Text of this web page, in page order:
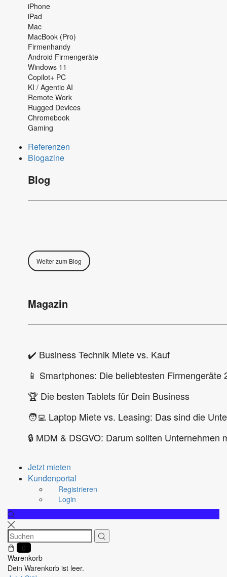
iPhone
iPad
Mac
MacBook (Pro)
Firmenhandy
Android Firmengeräte
Windows 11
Copilot+ PC
KI / Agentic AI
Remote Work
Rugged Devices
Chromebook
Gaming
Referenzen
Blogazine
Blog
Weiter zum Blog
Magazin
✔️ Business Technik Miete vs. Kauf
📱 Smartphones: Die beliebtesten Firmengeräte
🏆 Die besten Tablets für Dein Business
🧑‍💻 Laptop Miete vs. Leasing: Das sind die
🔒 MDM & DSGVO: Darum sollten
Jetzt mieten
Kundenportal
Registrieren
Login
0
Warenkorb
Dein Warenkorb ist leer.